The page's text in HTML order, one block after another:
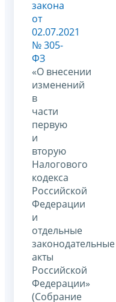
закона
от
02.07.2021
№ 305-
ФЗ
«О внесении
изменений
в
части
первую
и
вторую
Налогового
кодекса
Российской
Федерации
и
отдельные
законодательные
акты
Российской
Федерации»
(Собрание